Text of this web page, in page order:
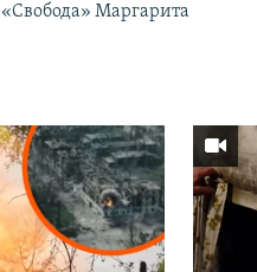
«Свобода» Маргарита